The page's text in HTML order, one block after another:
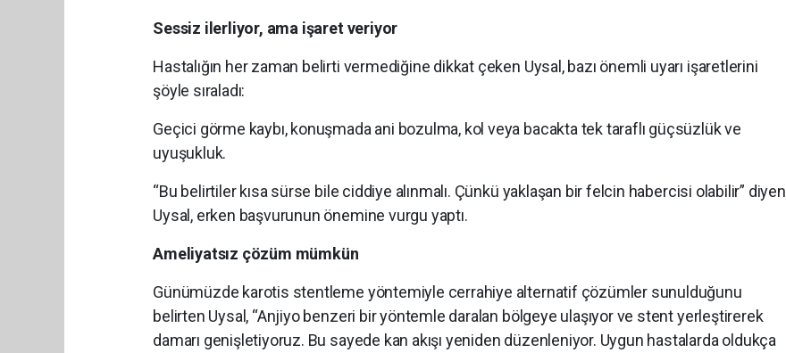
Sessiz ilerliyor, ama işaret veriyor
Hastalığın her zaman belirti vermediğine dikkat çeken Uysal, bazı önemli uyarı işaretlerini
şöyle sıraladı:
Geçici görme kaybı, konuşmada ani bozulma, kol veya bacakta tek taraflı güçsüzlük ve
uyuşukluk.
“Bu belirtiler kısa sürse bile ciddiye alınmalı. Çünkü yaklaşan bir felcin habercisi olabilir” diyen
Uysal, erken başvurunun önemine vurgu yaptı.
Ameliyatsız çözüm mümkün
Günümüzde karotis stentleme yöntemiyle cerrahiye alternatif çözümler sunulduğunu
belirten Uysal, “Anjiyo benzeri bir yöntemle daralan bölgeye ulaşıyor ve stent yerleştirerek
damarı genişletiyoruz. Bu sayede kan akışı yeniden düzenleniyor. Uygun hastalarda oldukça